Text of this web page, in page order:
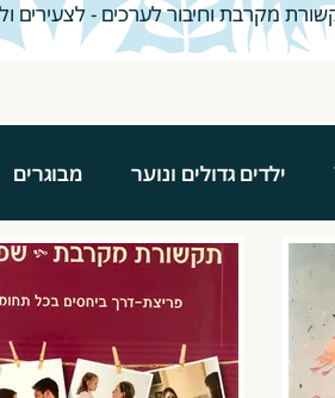
מקרבת וחיבור לערכים - לצעירים
ילדים גדולים ונוער מבוגרים